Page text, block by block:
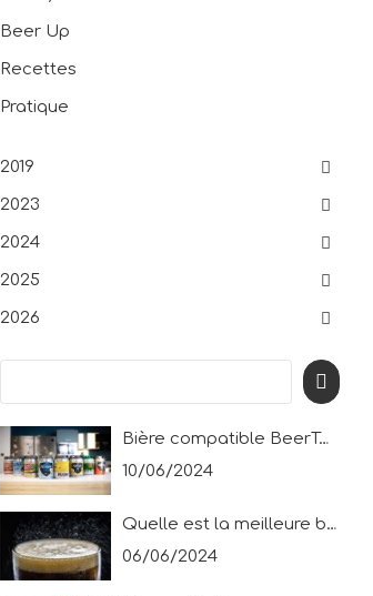
Beer Up
Recettes
Pratique
2019
2023
2024
2025
2026
Bière compatible BeerTender® : découvrez les bières possibles pour les tireuses New Drink System !
10/06/2024
Quelle est la meilleure bière ? Le top 10 des français en 2024 !
06/06/2024